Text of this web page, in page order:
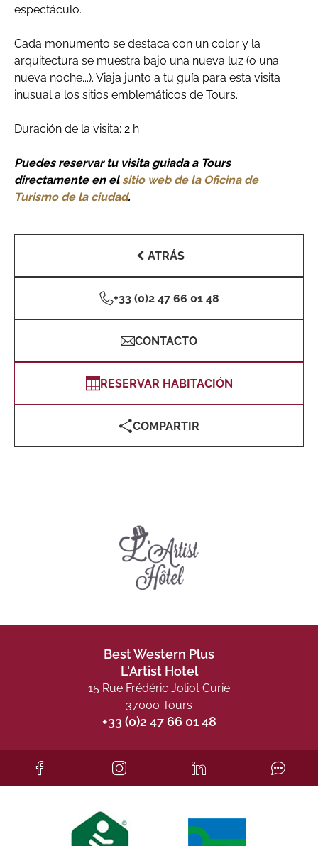
espectáculo.
Cada monumento se destaca con un color y la
arquitectura se muestra bajo una nueva luz (o una
nueva noche...). Viaja junto a tu guía para esta visita
inusual a los sitios emblemáticos de Tours.
Duración de la visita: 2 h
Puedes reservar tu visita guiada a Tours
directamente en elsitio web de la Oficina de
Turismo de la ciudad.
ATRÁS
+33 (0)2 47 66 01 48
CONTACTO
RESERVAR HABITACIÓN
COMPARTIR
Best Western Plus
L'Artist Hotel
15 Rue Frédéric Joliot Curie
37000 Tours
+33 (0)2 47 66 01 48